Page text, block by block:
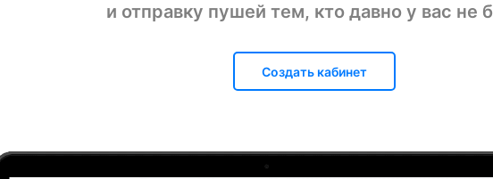
и отправку пушей тем, кто давно у вас не
Создать кабинет